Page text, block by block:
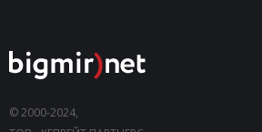
© 2000-2024,